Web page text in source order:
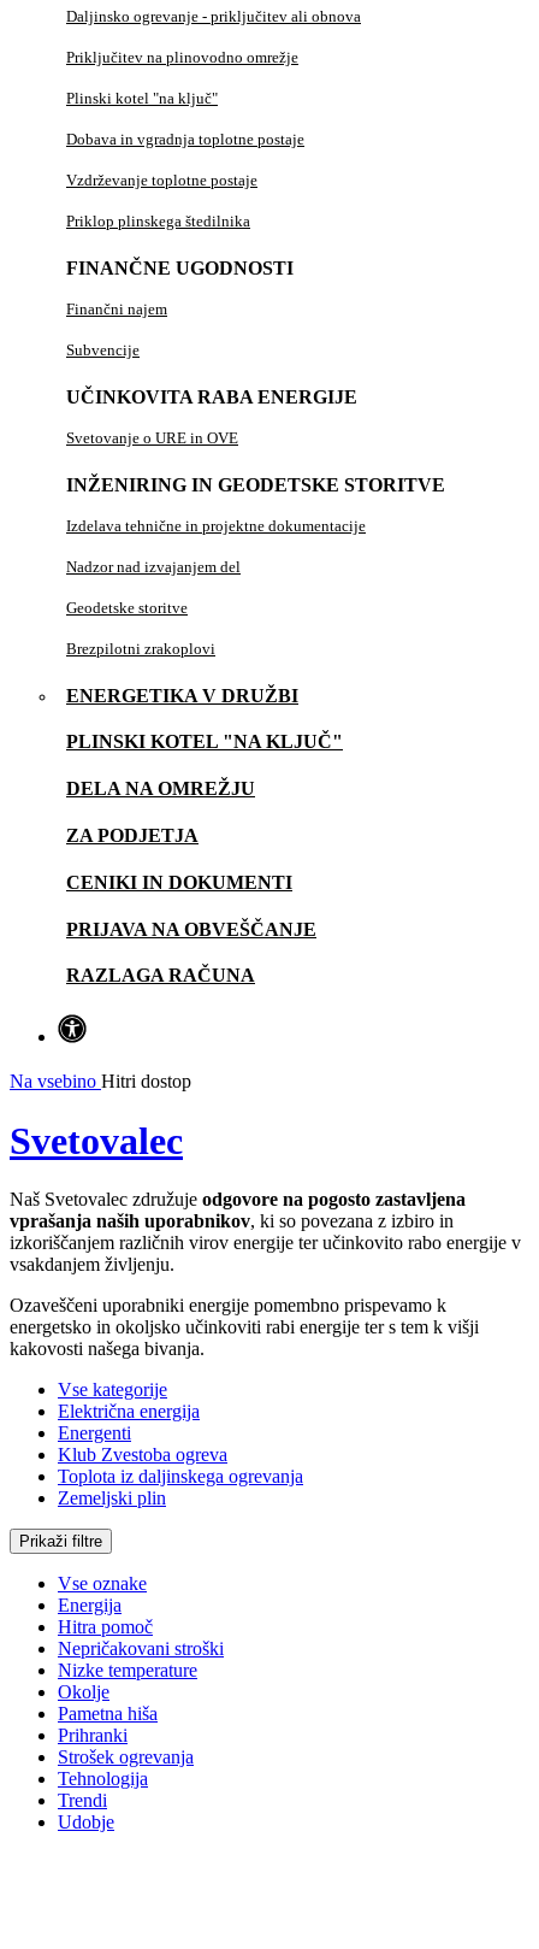
Daljinsko ogrevanje - priključitev ali obnova
Priključitev na plinovodno omrežje
Plinski kotel "na ključ"
Dobava in vgradnja toplotne postaje
Vzdrževanje toplotne postaje
Priklop plinskega štedilnika
FINANČNE UGODNOSTI
Finančni najem
Subvencije
UČINKOVITA RABA ENERGIJE
Svetovanje o URE in OVE
INŽENIRING IN GEODETSKE STORITVE
Izdelava tehnične in projektne dokumentacije
Nadzor nad izvajanjem del
Geodetske storitve
Brezpilotni zrakoplovi
ENERGETIKA V DRUŽBI
PLINSKI KOTEL "NA KLJUČ"
DELA NA OMREŽJU
ZA PODJETJA
CENIKI IN DOKUMENTI
PRIJAVA NA OBVEŠČANJE
RAZLAGA RAČUNA
Na vsebino Hitri dostop
Svetovalec
Naš Svetovalec združuje odgovore na pogosto zastavljena
vprašanja naših uporabnikov, ki so povezana z izbiro in
izkoriščanjem različnih virov energije ter učinkovito rabo energije v
vsakdanjem življenju.
Ozaveščeni uporabniki energije pomembno prispevamo k
energetsko in okoljsko učinkoviti rabi energije ter s tem k višji
kakovosti našega bivanja.
Vse kategorije
Električna energija
Energenti
Klub Zvestoba ogreva
Toplota iz daljinskega ogrevanja
Zemeljski plin
Prikaži filtre
Vse oznake
Energija
Hitra pomoč
Nepričakovani stroški
Nizke temperature
Okolje
Pametna hiša
Prihranki
Strošek ogrevanja
Tehnologija
Trendi
Udobje